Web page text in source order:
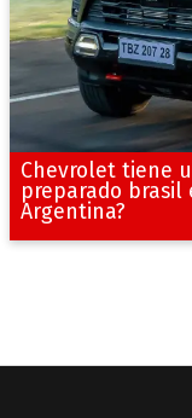
Chevrolet tiene
preparado
Argentina?